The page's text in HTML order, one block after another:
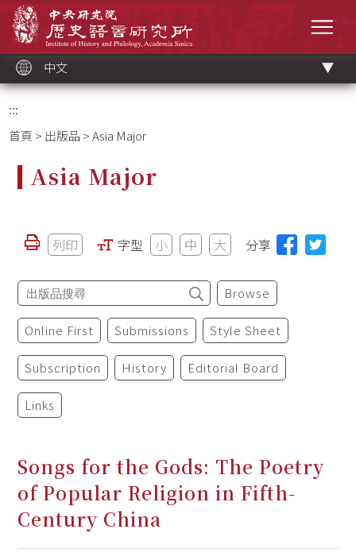
中文
:::
首頁 > 出版品 > Asia Major
Asia Major
列印 字型 小 中 大 分享
Browse
Online First Submissions Style Sheet
Subscription History Editorial Board
Links
Songs for the Gods: The Poetry
of Popular Religion in Fifth-
Century China